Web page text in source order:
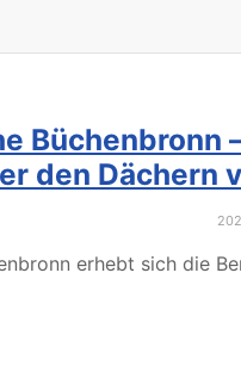
Büchenbronn
den Dächern
erhebt sich die